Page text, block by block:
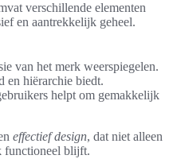
verschillende elementen
en aantrekkelijk geheel.
van het merk weerspiegelen.
en hiërarchie biedt.
helpt om gemakkelijk
effectief design, dat niet alleen
functioneel blijft.